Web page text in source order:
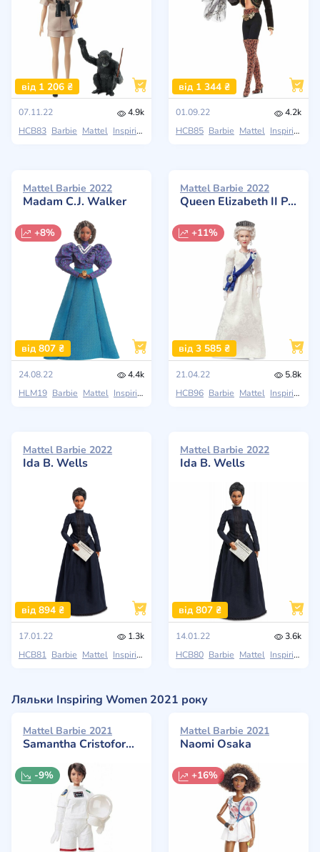
від 1 206 ₴
07.11.22
4.9k
HCB83 Barbie Mattel Inspiring Women
від 1 344 ₴
01.09.22
4.2k
HCB85 Barbie Mattel Inspiring Women
Mattel Barbie 2022
Madam C.J. Walker
+8%
від 807 ₴
24.08.22
4.4k
HLM19 Barbie Mattel Inspiring Women
Mattel Barbie 2022
Queen Elizabeth II Platinum Jubilee Doll
+11%
від 3 585 ₴
21.04.22
5.8k
HCB96 Barbie Mattel Inspiring Women
Mattel Barbie 2022
Ida B. Wells
від 894 ₴
17.01.22
1.3k
HCB81 Barbie Mattel Inspiring Women
Mattel Barbie 2022
Ida B. Wells
від 807 ₴
14.01.22
3.6k
HCB80 Barbie Mattel Inspiring Women
Ляльки Inspiring Women 2021 року
Mattel Barbie 2021
Samantha Cristoforetti
-9%
Mattel Barbie 2021
Naomi Osaka
+16%